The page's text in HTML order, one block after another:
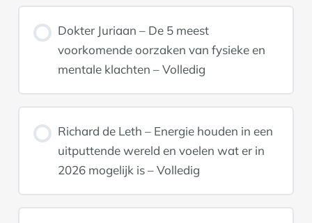
Dokter Juriaan – De 5 meest
voorkomende oorzaken van fysieke en
mentale klachten – Volledig
Richard de Leth – Energie houden in een
uitputtende wereld en voelen wat er in
2026 mogelijk is – Volledig